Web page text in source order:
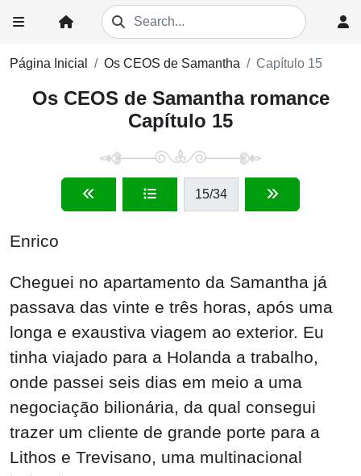
Página Inicial Os CEOS de Samantha Capítulo 15
Os CEOS de Samantha romance
Capítulo 15
15/34
Enrico
Cheguei no apartamento da Samantha já
passava das vinte e três horas, após uma
longa e exaustiva viagem ao exterior. Eu
tinha viajado para a Holanda a trabalho,
onde passei seis dias em meio a uma
negociação bilionária, da qual consegui
trazer um cliente de grande porte para a
Lithos e Trevisano, uma multinacional